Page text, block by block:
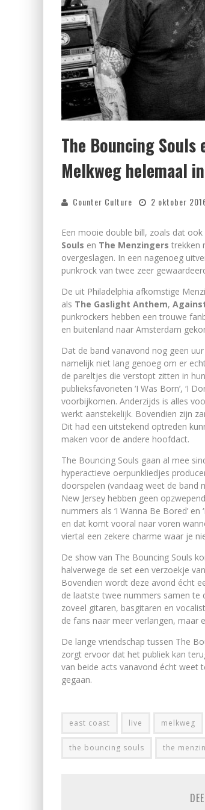
The Bouncing Souls
Melkweg helemaal in
Counter Culture 2 oktober
Een mooie double bill, zoals dat
Souls en The Menzingers trekken
overgeslagen. In een nagenoeg
punkrock van twee zeer
De uit Philadelphia afkomstige
als The Gaslight Anthem,
punkrockers hebben een trouwe
en buitenland naar Amsterdam
Dat de band vanavond nog geen
namelijk niet lang genoeg om er
de pareltjes die verstopt zitten in
publieksfavorieten ‘I Was Born’, ‘I
voorbijkomen. Anderzijds is alles
werkt aanstekelijk. Bovendien zijn
Dit had een uitstekend optreden
maken voor de andere hoofdact.
The Bouncing Souls gaan al mee
hyperactieve oerpunkliedjes
doorspelen (vandaag weet de band
New Jersey hebben geen
nummers als ‘I Wanna Be Bored’
en dat komt vooral naar voren
viertal een zekere charme waar je
De show van The Bouncing Souls
halverwege de set een verzoekje
Bovendien wordt deze avond écht
de laatste twee nummers samen te
zoveel gitaren, basgitaren en
de fans naar meer verlangen, maar
De lange vriendschap tussen The
zorgt ervoor dat het publiek kan
van beide acts vanavond écht weet
gegaan.
east coast live melkweg
the bouncing souls the